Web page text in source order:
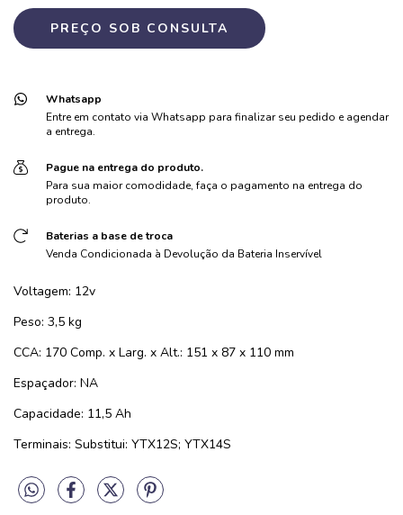
Whatsapp
Entre em contato via Whatsapp para finalizar seu pedido e agendar
a entrega.
Pague na entrega do produto.
Para sua maior comodidade, faça o pagamento na entrega do
produto.
Baterias a base de troca
Venda Condicionada à Devolução da Bateria Inservível
Voltagem: 12v
Peso: 3,5 kg
CCA: 170 Comp. x Larg. x Alt.: 151 x 87 x 110 mm
Espaçador: NA
Capacidade: 11,5 Ah
Terminais: Substitui: YTX12S; YTX14S